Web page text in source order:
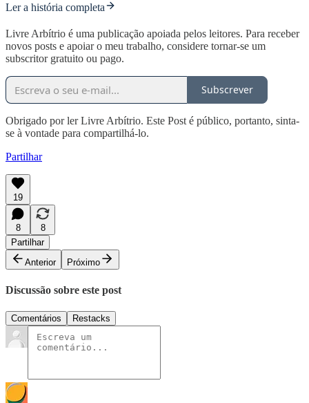
Ler a história completa
Livre Arbítrio é uma publicação apoiada pelos leitores. Para receber
novos posts e apoiar o meu trabalho, considere tornar-se um
subscritor gratuito ou pago.
Subscrever
Obrigado por ler Livre Arbítrio. Este Post é público, portanto, sinta-
se à vontade para compartilhá-lo.
Partilhar
19
8
8
Partilhar
Anterior
Próximo
Discussão sobre este post
Comentários Restacks